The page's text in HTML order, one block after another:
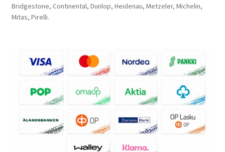
Bridgestone, Continental, Dunlop, Heidenau, Metzeler, Michelin,
Mitas, Pirelli.